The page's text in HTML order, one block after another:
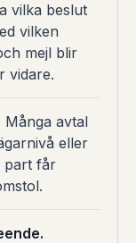
vilka beslut
vilken
mejl blir
vidare.
Många avtal
eller
part får